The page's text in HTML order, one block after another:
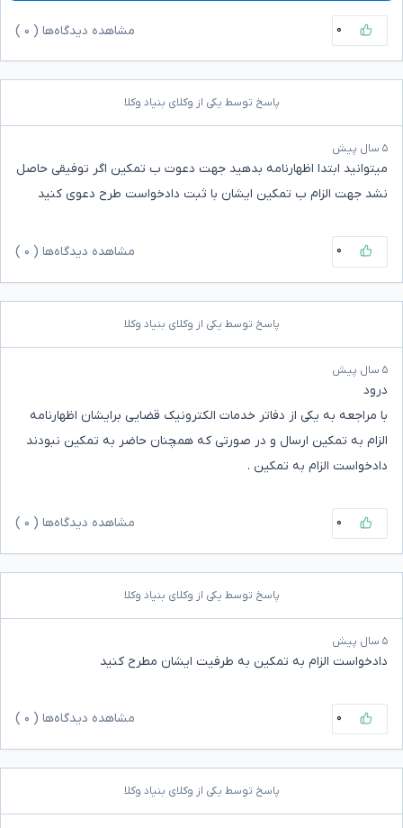
۰ مشاهده دیدگاه‌ها ( ۰
پاسخ توسط یکی از وکلای بنیاد وکلا
۵ سال پیش
میتوانید ابتدا اظهارنامه بدهید جهت دعوت ب تمکین اگر توفیقی حاصل
نشد جهت الزام ب تمکین ایشان با ثبت دادخواست طرح دعوی کنید
۰ مشاهده دیدگاه‌ها ( ۰
پاسخ توسط یکی از وکلای بنیاد وکلا
۵ سال پیش
درود
با مراجعه به یکی از دفاتر خدمات الکترونیک قضایی برایشان اظهارنامه
الزام به تمکین ارسال و در صورتی که همچنان حاضر به تمکین نبودند
دادخواست الزام به تمکین .‌
۰ مشاهده دیدگاه‌ها ( ۰
پاسخ توسط یکی از وکلای بنیاد وکلا
۵ سال پیش
دادخواست الزام به تمکین به طرفیت ایشان مطرح کنید
۰ مشاهده دیدگاه‌ها ( ۰
پاسخ توسط یکی از وکلای بنیاد وکلا